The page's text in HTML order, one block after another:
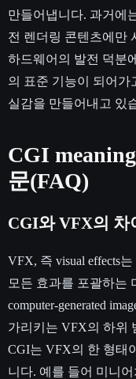
만들어냅니다. 과거에
전 렌더링 콘텐츠에만
하드웨어의 발전 덕분
의 표준 기능이 되어가
실감을 만들어내고 있
CGI
문(FAQ)
CGI와 VFX의 차
VFX, 즉 visual effects
모든 효과를 포괄하는
computer-generated
가리키는 VFX의 하위
CGI는 VFX의 한 형태
니다. 예를 들어 미니어